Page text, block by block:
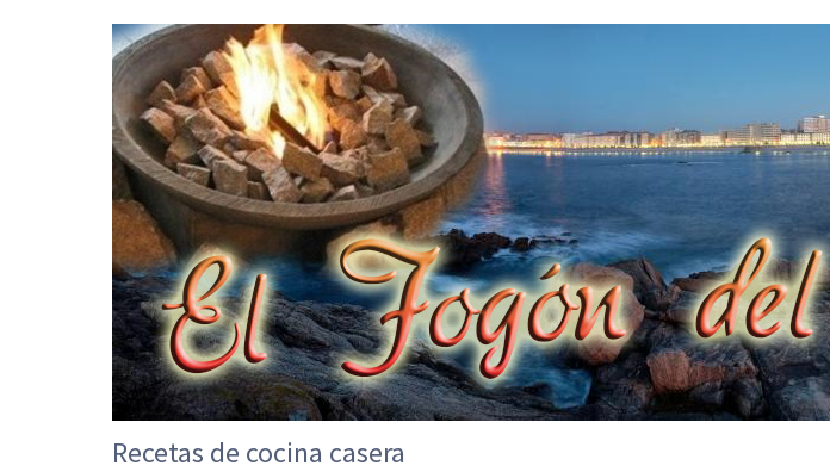
Recetas de cocina casera